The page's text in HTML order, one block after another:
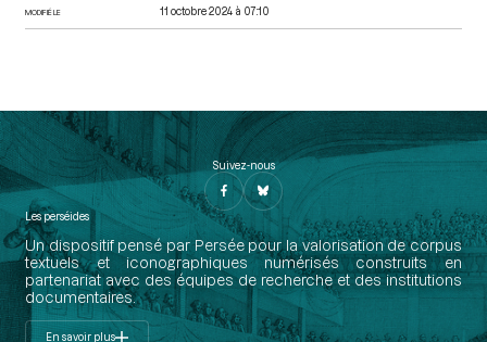
MODIFIÉ LE 11 octobre 2024 à 07:10
Suivez-nous
Les perséides
Un dispositif pensé par Persée pour la valorisation de corpus
textuels et iconographiques numérisés construits en
partenariat avec des équipes de recherche et des institutions
documentaires.
En savoir plus